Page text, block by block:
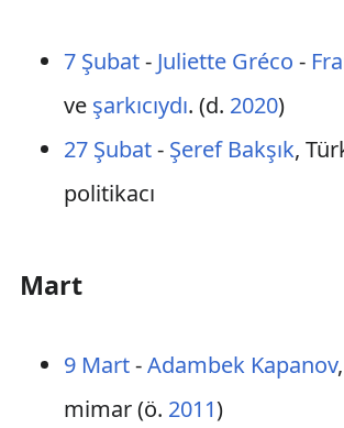
7 Şubat- Juliette Gréco -
ve şarkıcıydı. (d. 2020)
27 Şubat- Şeref Bakşık,
politikacı
Mart
9 Mart-Adambek Kapanov
mimar (ö. 2011)